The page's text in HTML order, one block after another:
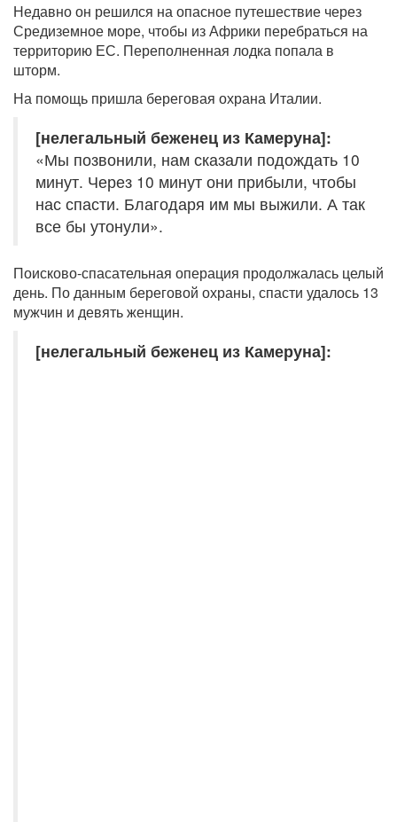
Недавно он решился на опасное путешествие через
Средиземное море, чтобы из Африки перебраться на
территорию ЕС. Переполненная лодка попала в
шторм.
На помощь пришла береговая охрана Италии.
[нелегальный беженец из Камеруна]:
«Мы позвонили, нам сказали подождать 10
минут. Через 10 минут они прибыли, чтобы
нас спасти. Благодаря им мы выжили. А так
все бы утонули».
Поисково-спасательная операция продолжалась целый
день. По данным береговой охраны, спасти удалось 13
мужчин и девять женщин.
[нелегальный беженец из Камеруна]: